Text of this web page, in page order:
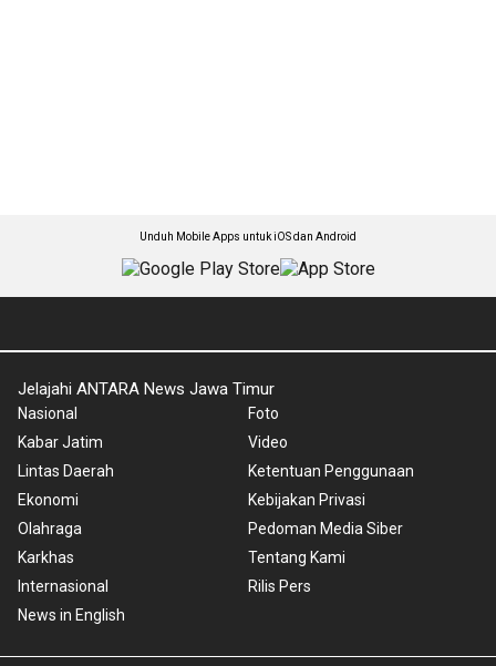
Unduh Mobile Apps untuk iOS dan Android
Jelajahi ANTARA News Jawa Timur
Nasional
Kabar Jatim
Lintas Daerah
Ekonomi
Olahraga
Karkhas
Internasional
News in English
Foto
Video
Ketentuan Penggunaan
Kebijakan Privasi
Pedoman Media Siber
Tentang Kami
Rilis Pers